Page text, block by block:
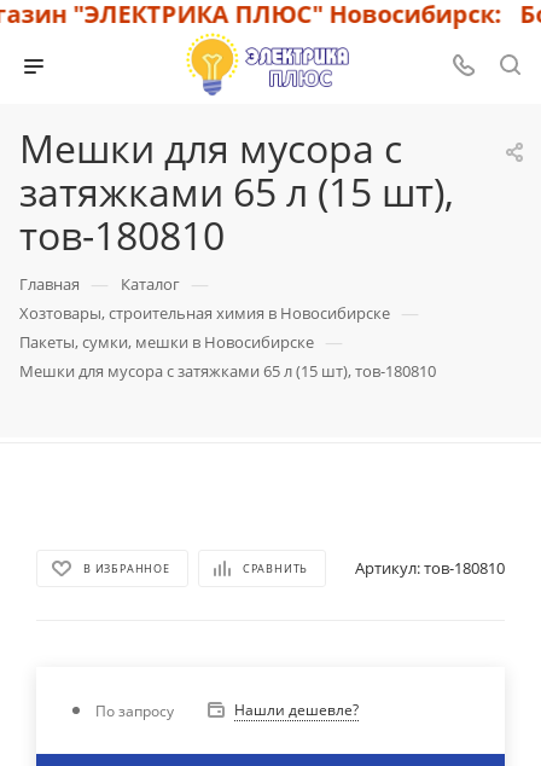
"ЭЛЕКТРИКА ПЛЮС" Новосибирск:
Мешки для мусора с
затяжками 65 л (15 шт),
тов-180810
Главная — Каталог —
Хозтовары, строительная химия в Новосибирске —
Пакеты, сумки, мешки в Новосибирске —
Мешки для мусора с затяжками 65 л (15 шт), тов-180810
В ИЗБРАННОЕ СРАВНИТЬ Артикул:тов-180810
По запросу Нашли дешевле?